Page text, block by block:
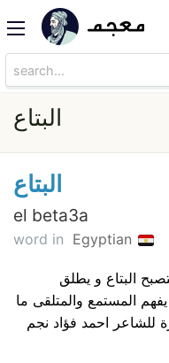
البتاع
البتاع
el beta3a
word in Egyptian
البتاع و يطلق
المستمع والمتلقى ما
للشاعر احمد فؤاد نجم